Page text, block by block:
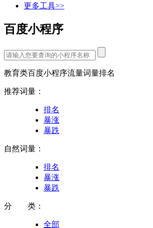
更多工具>>
百度小程序
教育类百度小程序流量词量排名
推荐词量：
排名
暴涨
暴跌
自然词量：
排名
暴涨
暴跌
分 类：
全部